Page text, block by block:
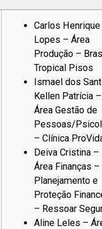
Carlos Henrique
Lopes – Área
Produção –
Tropical Pisos
Ismael dos
Kellen Patrícia –
Área Gestão de
Pessoas/
– Clínica
Deiva Cristina –
Área Finanças –
Planejamento e
Proteção
– Ressoar
Aline Leles –